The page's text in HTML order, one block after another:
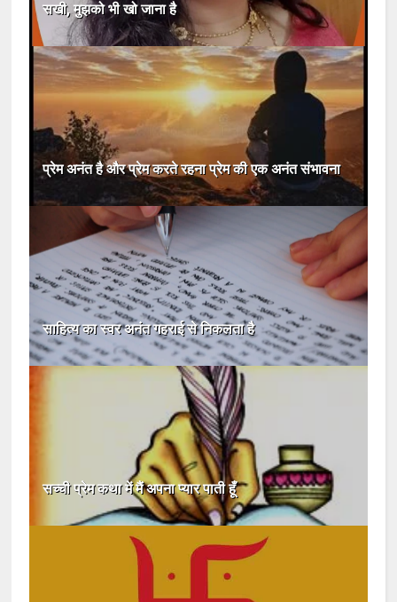
सखी, मुझको भी खो जाना है
प्रेम अनंत है और प्रेम करते रहना प्रेम की एक अनंत संभावना
साहित्य का स्वर अनंत गहराई से निकलता है
सच्ची प्रेम कथा में मैं अपना प्यार पाती हूँ